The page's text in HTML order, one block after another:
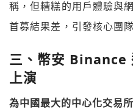
稱，但糟糕的用戶體驗與
首募結果差，引發核心團
三、幣安 Binance
上演
為中國最大的中心化交易所